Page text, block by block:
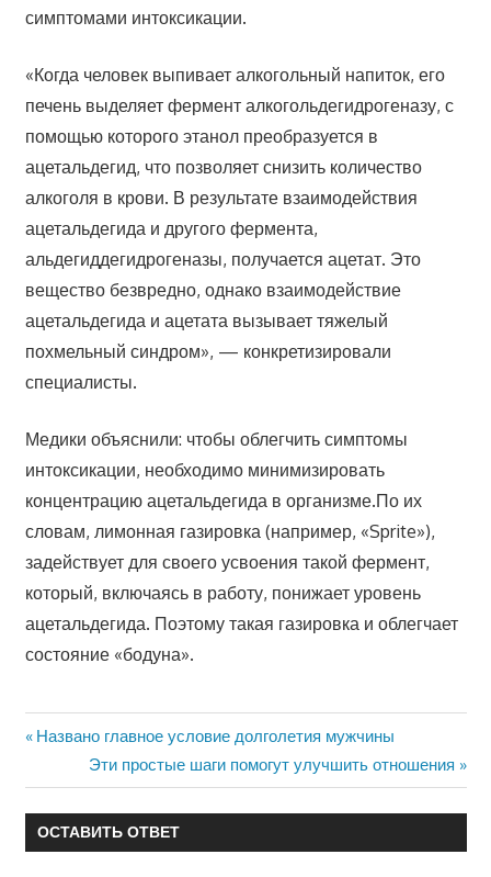
симптомами интоксикации.
«Когда человек выпивает алкогольный напиток, его
печень выделяет фермент алкогольдегидрогеназу, с
помощью которого этанол преобразуется в
ацетальдегид, что позволяет снизить количество
алкоголя в крови. В результате взаимодействия
ацетальдегида и другого фермента,
альдегиддегидрогеназы, получается ацетат. Это
вещество безвредно, однако взаимодействие
ацетальдегида и ацетата вызывает тяжелый
похмельный синдром», — конкретизировали
специалисты.
Медики объяснили: чтобы облегчить симптомы
интоксикации, необходимо минимизировать
концентрацию ацетальдегида в организме.По их
словам, лимонная газировка (например, «Sprite»),
задействует для своего усвоения такой фермент,
который, включаясь в работу, понижает уровень
ацетальдегида. Поэтому такая газировка и облегчает
состояние «бодуна».
Навигация
по
записям
Предыдущая
Названо главное условие долголетия мужчины
Следующая
запись:
Эти простые шаги помогут улучшить отношения
ОСТАВИТЬ ОТВЕТ